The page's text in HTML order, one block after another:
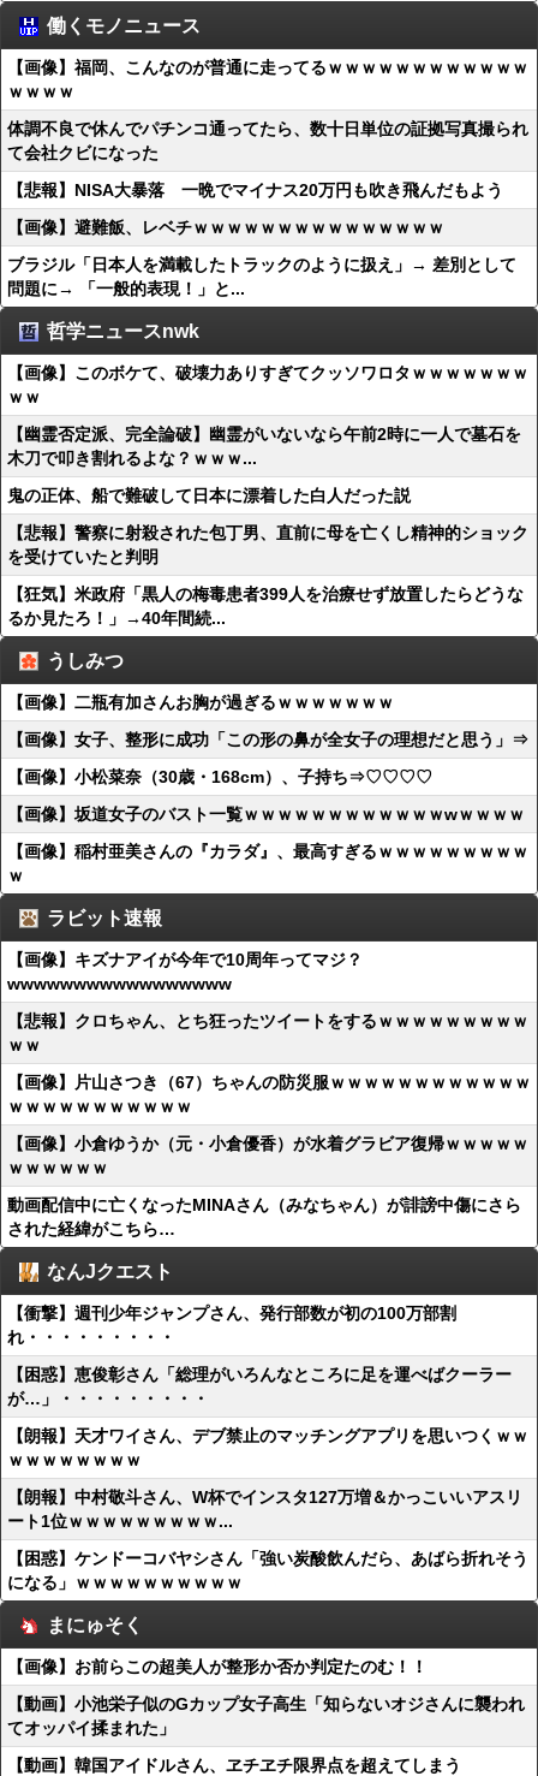
働くモノニュース
【画像】福岡、こんなのが普通に走ってるｗｗｗｗｗｗｗｗｗｗｗｗ
ｗｗｗｗ
体調不良で休んでパチンコ通ってたら、数十日単位の証拠写真撮られ
て会社クビになった
【悲報】NISA大暴落 一晩でマイナス20万円も吹き飛んだもよう
【画像】避難飯、レベチｗｗｗｗｗｗｗｗｗｗｗｗｗｗｗ
ブラジル「日本人を満載したトラックのように扱え」→ 差別として
問題に→ 「一般的表現！」と...
哲学ニュースnwk
【画像】このボケて、破壊力ありすぎてクッソワロタｗｗｗｗｗｗｗ
ｗｗ
【幽霊否定派、完全論破】幽霊がいないなら午前2時に一人で墓石を
木刀で叩き割れるよな？ｗｗｗ...
鬼の正体、船で難破して日本に漂着した白人だった説
【悲報】警察に射殺された包丁男、直前に母を亡くし精神的ショック
を受けていたと判明
【狂気】米政府「黒人の梅毒患者399人を治療せず放置したらどうな
るか見たろ！」→40年間続...
うしみつ
【画像】二瓶有加さんお胸が過ぎるｗｗｗｗｗｗｗ
【画像】女子、整形に成功「この形の鼻が全女子の理想だと思う」⇒
【画像】小松菜奈（30歳・168cm）、子持ち⇒♡♡♡♡
【画像】坂道女子のバスト一覧ｗｗｗｗｗｗｗｗｗｗｗｗwｗｗｗｗ
【画像】稲村亜美さんの『カラダ』、最高すぎるｗｗｗｗｗｗｗｗｗ
ｗ
ラビット速報
【画像】キズナアイが今年で10周年ってマジ？
wwwwwwwwwwwwwwwww
【悲報】クロちゃん、とち狂ったツイートをするｗｗｗｗｗｗｗｗｗ
ｗｗ
【画像】片山さつき（67）ちゃんの防災服ｗｗｗｗｗｗｗｗｗｗｗｗ
ｗｗｗｗｗｗｗｗｗｗｗ
【画像】小倉ゆうか（元・小倉優香）が水着グラビア復帰ｗｗｗｗｗ
ｗｗｗｗｗｗ
動画配信中に亡くなったMINAさん（みなちゃん）が誹謗中傷にさら
された経緯がこちら…
なんJクエスト
【衝撃】週刊少年ジャンプさん、発行部数が初の100万部割
れ・・・・・・・・・
【困惑】恵俊彰さん「総理がいろんなところに足を運べばクーラー
が…」・・・・・・・・・
【朗報】天才ワイさん、デブ禁止のマッチングアプリを思いつくｗｗ
ｗｗｗｗｗｗｗｗ
【朗報】中村敬斗さん、W杯でインスタ127万増＆かっこいいアスリ
ート1位ｗｗｗｗｗｗｗｗｗ...
【困惑】ケンドーコバヤシさん「強い炭酸飲んだら、あばら折れそう
になる」ｗｗｗｗｗｗｗｗｗｗ
まにゅそく
【画像】お前らこの超美人が整形か否か判定たのむ！！
【動画】小池栄子似のGカップ女子高生「知らないオジさんに襲われ
てオッパイ揉まれた」
【動画】韓国アイドルさん、ヱチヱチ限界点を超えてしまう